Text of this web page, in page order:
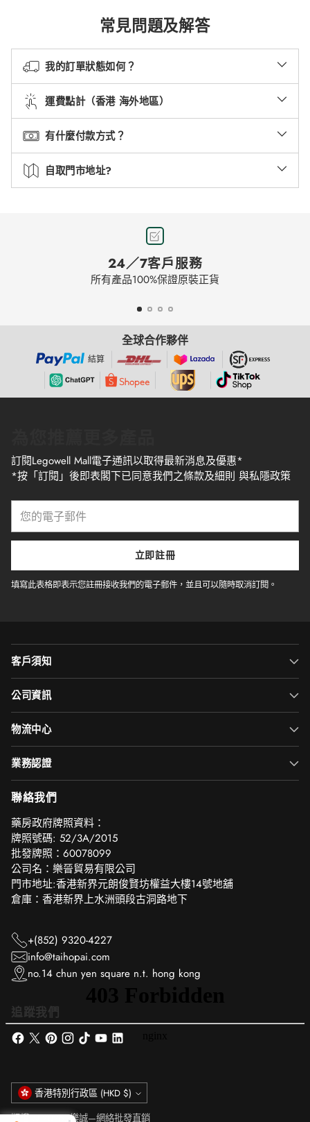
常見問題及解答
我的訂單狀態如何？
運費點計（香港 海外地區）
有什麼付款方式？
自取門市地址?
24／7客戶服務
所有產品100%保證原裝正貨
全球合作夥伴
結算
訂閱Legowell Mall電子通訊以取得最新消息及優惠*
*按「訂閱」後即表閣下已同意我們之條款及細則 與私隱政策
電
郵
件
立即註冊
填寫此表格即表示您註冊接收我們的電子郵件，並且可以隨時取消訂閱。
客戶須知
公司資訊
物流中心
業務認證
聯絡我們
‎藥房政府牌照資料：
牌照號碼: 52/3A/2015
批發牌照：60078099
公司名：樂晉貿易有限公司
門市地址:香港新界元朗俊賢坊權益大樓14號地舖
倉庫：香港新界上水洲頭段古洞路地下
+(852) 9320-4227
info@taihopai.com
no.14 chun yen square n.t. hong kong
追蹤我們
貨
幣
香港特別行政區 (HKD $)
版權 © 2026,樂誠—網絡批發直銷